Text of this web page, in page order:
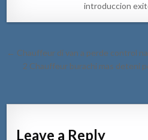
introduccion
Post
navigation
← Chauffeur di van a perde control
2 Chauffeur burachi mas deteni
Leave a Reply